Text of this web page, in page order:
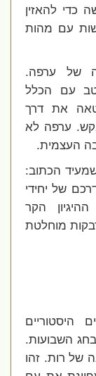
להאזין
עם מהות
של ערפה.
עם הכלל
את דרך
ערפה לא
העצמית.
הכתוב:
של יחידי
הקר
מוחלטת
השבועות.
של רות. זהו